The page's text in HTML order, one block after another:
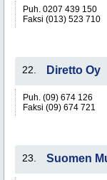
Puh. 0207 439 150
Faksi (013) 523 710
22. Diretto Oy
Puh. (09) 674 126
Faksi (09) 674 721
23. Suomen